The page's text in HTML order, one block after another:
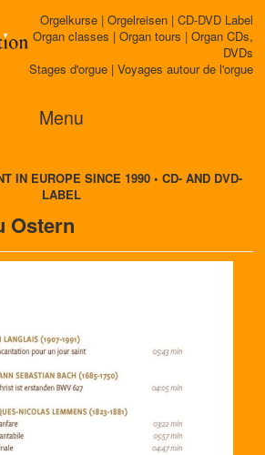
Orgelkurse | Orgelreisen | CD-DVD Label
Organ classes | Organ tours | Organ CDs,
DVDs
Stages d'orgue | Voyages autour de l'orgue
Menu
IN EUROPE SINCE 1990 • CD- AND DVD-
LABEL
Ostern